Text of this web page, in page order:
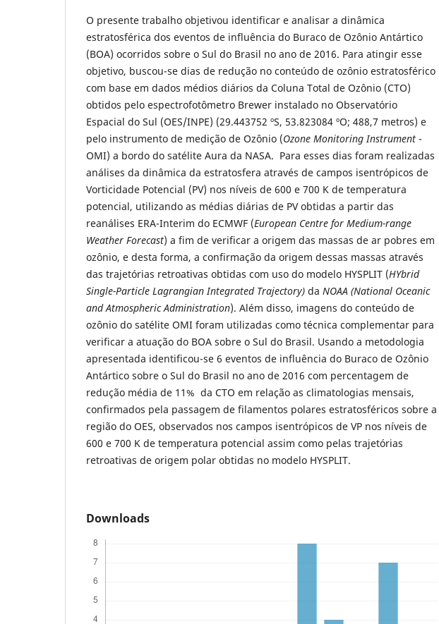
O presente trabalho objetivou identificar e analisar a dinâmica
estratosférica dos eventos de influência do Buraco de Ozônio Antártico
(BOA) ocorridos sobre o Sul do Brasil no ano de 2016. Para atingir esse
objetivo, buscou-se dias de redução no conteúdo de ozônio estratosférico
com base em dados médios diários da Coluna Total de Ozônio (CTO)
obtidos pelo espectrofotômetro Brewer instalado no Observatório
Espacial do Sul (OES/INPE) (29.443752 ºS, 53.823084 ºO; 488,7 metros) e
pelo instrumento de medição de Ozônio (Ozone Monitoring Instrument -
OMI) a bordo do satélite Aura da NASA. Para esses dias foram realizadas
análises da dinâmica da estratosfera através de campos isentrópicos de
Vorticidade Potencial (PV) nos níveis de 600 e 700 K de temperatura
potencial, utilizando as médias diárias de PV obtidas a partir das
reanálises ERA-Interim do ECMWF (European Centre for Medium-range
Weather Forecast) a fim de verificar a origem das massas de ar pobres em
ozônio, e desta forma, a confirmação da origem dessas massas através
das trajetórias retroativas obtidas com uso do modelo HYSPLIT (HYbrid
Single-Particle Lagrangian Integrated Trajectory) da NOAA (National Oceanic
and Atmospheric Administration). Além disso, imagens do conteúdo de
ozônio do satélite OMI foram utilizadas como técnica complementar para
verificar a atuação do BOA sobre o Sul do Brasil. Usando a metodologia
apresentada identificou-se 6 eventos de influência do Buraco de Ozônio
Antártico sobre o Sul do Brasil no ano de 2016 com percentagem de
redução média de 11% da CTO em relação as climatologias mensais,
confirmados pela passagem de filamentos polares estratosféricos sobre a
região do OES, observados nos campos isentrópicos de VP nos níveis de
600 e 700 K de temperatura potencial assim como pelas trajetórias
retroativas de origem polar obtidas no modelo HYSPLIT.
Downloads